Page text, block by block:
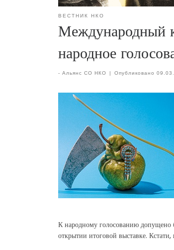
ВЕСТНИК НКО
Международный
народное
- Альянс СО НКО Опубликовано
К народному голосованию допущено
открытии итоговой выставке.